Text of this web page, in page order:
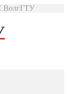
ВолгГТУ